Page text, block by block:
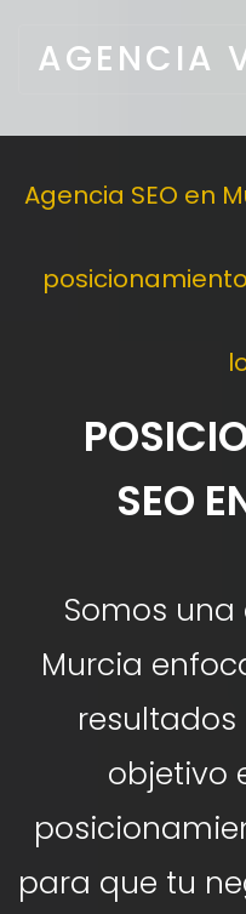
AGENCIA
Agencia SEO en
SEO
Somos una
Murcia
resultados
objetivo
para que tu